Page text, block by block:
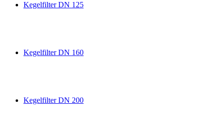
Kegelfilter DN 125
Kegelfilter DN 160
Kegelfilter DN 200